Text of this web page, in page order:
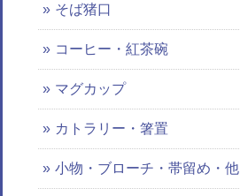
そば猪口
コーヒー・紅茶碗
マグカップ
カトラリー・箸置
小物・ブローチ・帯留め・他